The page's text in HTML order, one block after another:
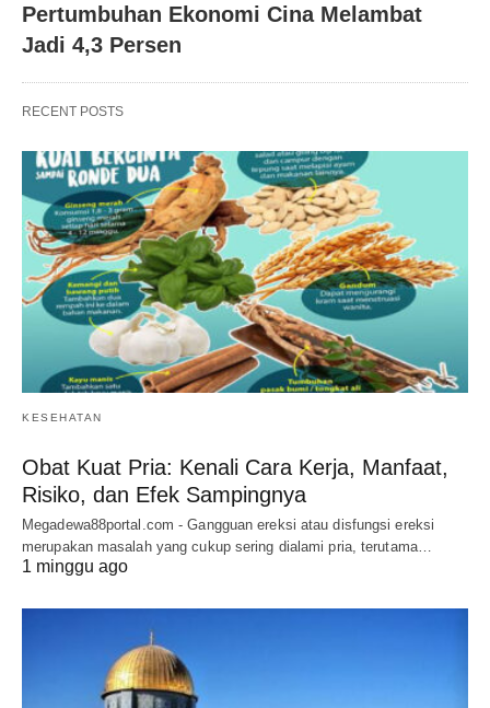
Pertumbuhan Ekonomi Cina Melambat
Jadi 4,3 Persen
RECENT POSTS
KESEHATAN
Obat Kuat Pria: Kenali Cara Kerja, Manfaat,
Risiko, dan Efek Sampingnya
Megadewa88portal.com - Gangguan ereksi atau disfungsi ereksi
merupakan masalah yang cukup sering dialami pria, terutama…
1 minggu ago